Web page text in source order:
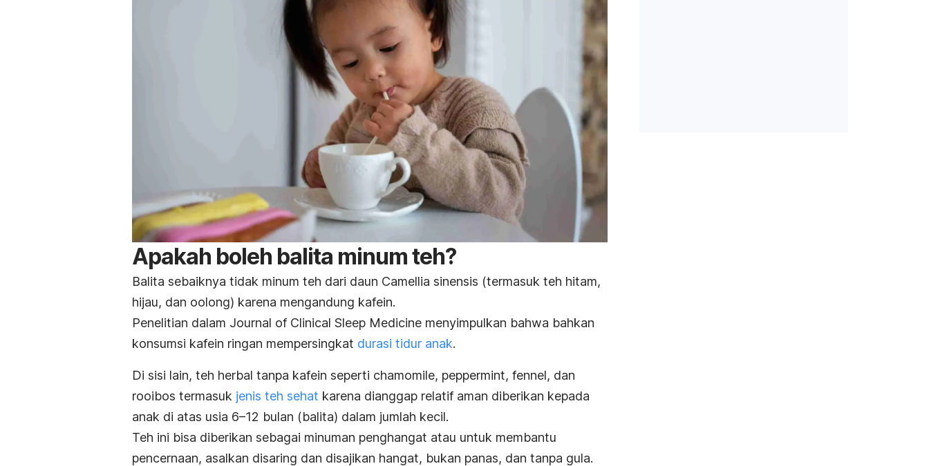
Apakah boleh balita minum teh?
Balita sebaiknya tidak minum teh dari daun Camellia sinensis (termasuk teh hitam,
hijau, dan oolong) karena mengandung kafein.
Penelitian dalam Journal of Clinical Sleep Medicine menyimpulkan bahwa bahkan
konsumsi kafein ringan mempersingkat durasi tidur anak.
Di sisi lain, teh herbal tanpa kafein seperti chamomile, peppermint, fennel, dan
rooibos termasuk jenis teh sehat karena dianggap relatif aman diberikan kepada
anak di atas usia 6–12 bulan (balita) dalam jumlah kecil.
Teh ini bisa diberikan sebagai minuman penghangat atau untuk membantu
pencernaan, asalkan disaring dan disajikan hangat, bukan panas, dan tanpa gula.